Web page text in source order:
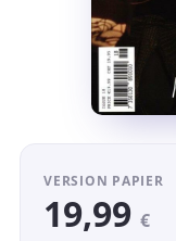
VERSION PAPIER
19,99€